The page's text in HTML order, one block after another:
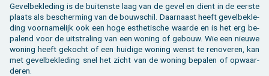
Ge­vel­be­kle­ding is de bui­ten­ste laag van de gevel en dient in de eer­ste
plaats als be­scher­ming van de bouw­schil. Daar­naast heeft ge­vel­be­kle­
ding voor­na­me­lijk ook een hoge es­the­ti­sche waar­de en is het erg be­
pa­lend voor de uit­stra­ling van een wo­ning of ge­bouw. Wie een nieu­we
wo­ning heeft ge­kocht of een hui­di­ge wo­ning wenst te re­no­ve­ren, kan
met ge­vel­be­kle­ding snel het zicht van de wo­ning be­pa­len of op­waar­
de­ren.